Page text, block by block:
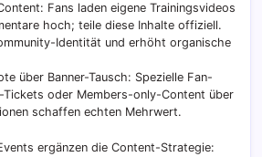
Fans laden eigene Trainingsvideos
hoch; teile diese Inhalte offiziell.
Identität und erhöht organische
über Banner-Tausch: Spezielle Fan-
Tickets oder Members-only-Content über
schaffen echten Mehrwert.
ergänzen die Content-Strategie: